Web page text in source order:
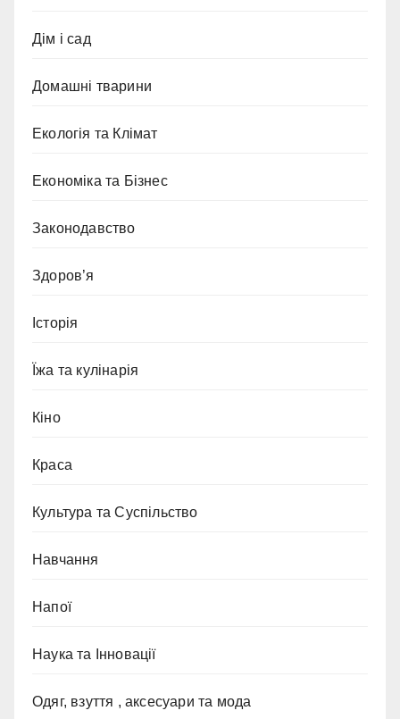
Дім і сад
Домашні тварини
Екологія та Клімат
Економіка та Бізнес
Законодавство
Здоров’я
Історія
Їжа та кулінарія
Кіно
Краса
Культура та Суспільство
Навчання
Напої
Наука та Інновації
Одяг, взуття , аксесуари та мода